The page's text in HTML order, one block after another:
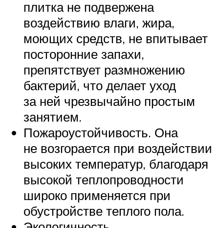
плитка не подвержена
воздействию влаги, жира,
моющих средств, не впитывает
посторонние запахи,
препятствует размножению
бактерий, что делает уход
за ней чрезвычайно простым
занятием.
Пожароустойчивость. Она
не возгорается при воздействии
высоких температур, благодаря
высокой теплопроводности
широко применяется при
обустройстве теплого пола.